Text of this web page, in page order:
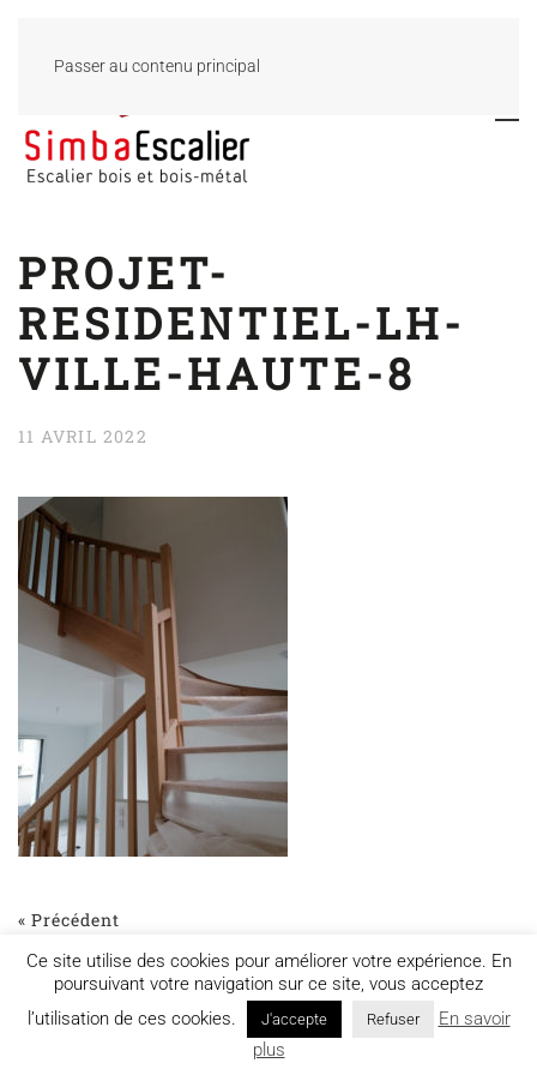
Passer au contenu principal
PROJET-
RESIDENTIEL-LH-
VILLE-HAUTE-8
11 AVRIL 2022
« Précédent
Ce site utilise des cookies pour améliorer votre expérience. En
poursuivant votre navigation sur ce site, vous acceptez
l’utilisation de ces cookies.
J'accepte Refuser
En savoir
plus